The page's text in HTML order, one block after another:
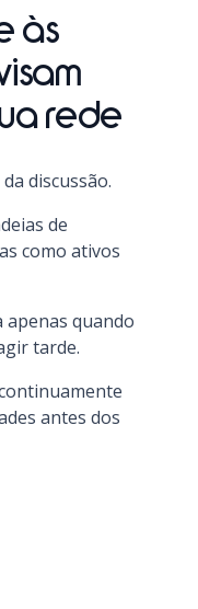
às
rede
discussão.
de
como ativos
apenas quando
tarde.
antes dos